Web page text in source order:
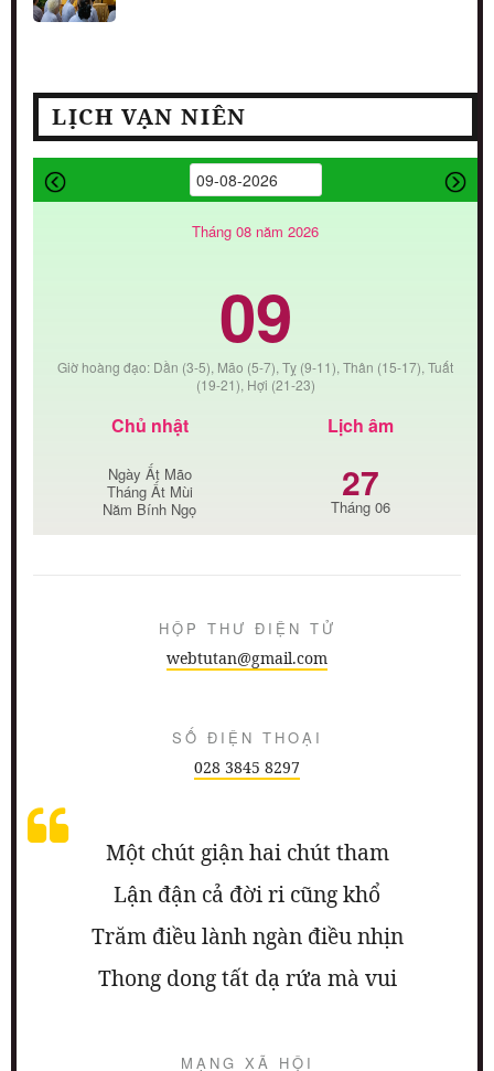
LỊCH VẠN NIÊN
Tháng 08 năm 2026
09
Giờ hoàng đạo: Dần (3-5), Mão (5-7), Tỵ (9-11), Thân (15-17), Tuất
(19-21), Hợi (21-23)
Chủ nhật
Ngày Ất Mão
Tháng Ất Mùi
Năm Bính Ngọ
Lịch âm
27
Tháng 06
HỘP THƯ ĐIỆN TỬ
webtutan@gmail.com
SỐ ĐIỆN THOẠI
028 3845 8297
Một chút giận hai chút tham
Lận đận cả đời ri cũng khổ
Trăm điều lành ngàn điều nhịn
Thong dong tất dạ rứa mà vui
MẠNG XÃ HỘI